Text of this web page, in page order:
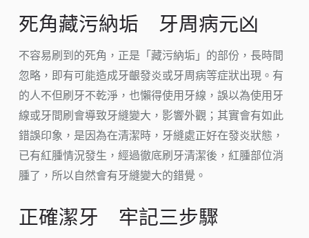
死角藏污納垢 牙周病元凶
不容易刷到的死角，正是「藏污納垢」的部份，長時間
忽略，即有可能造成牙齦發炎或牙周病等症狀出現。有
的人不但刷牙不乾淨，也懶得使用牙線，誤以為使用牙
線或牙間刷會導致牙縫變大，影響外觀；其實會有如此
錯誤印象，是因為在清潔時，牙縫處正好在發炎狀態，
已有紅腫情況發生，經過徹底刷牙清潔後，紅腫部位消
腫了，所以自然會有牙縫變大的錯覺。
正確潔牙 牢記三步驟